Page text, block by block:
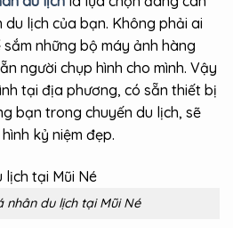
du lịch của bạn. Không phải ai
những bộ máy ảnh hàng
người chụp hình cho mình. Vậy
tại địa phương, có sẵn thiết bị
bạn trong chuyến du lịch, sẽ
kỷ niệm đẹp.
nhân du lịch tại Mũi Né